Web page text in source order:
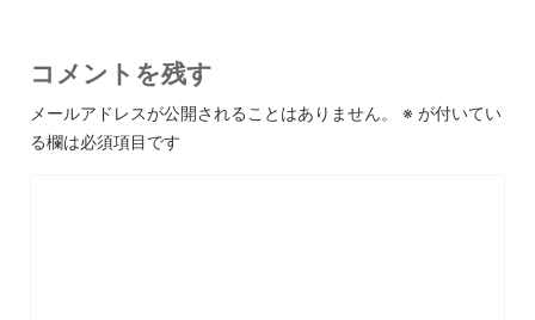
コメントを残す
メールアドレスが公開されることはありません。 ※ が付いてい
る欄は必須項目です